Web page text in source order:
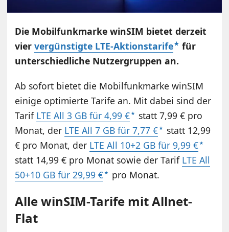
Die Mobilfunkmarke winSIM bietet derzeit
viervergünstigte LTE-Aktionstarife
für
unterschiedliche Nutzergruppen an.
Ab sofort bietet die Mobilfunkmarke winSIM
einige optimierte Tarife an. Mit dabei sind der
Tarif LTE All 3 GB für 4,99 €
statt 7,99 € pro
Monat, der LTE All 7 GB für 7,77 €
statt 12,99
€ pro Monat, der LTE All 10+2 GB für 9,99 €
statt 14,99 € pro Monat sowie der Tarif LTE All
50+10 GB für 29,99 €
pro Monat.
Alle winSIM-Tarife mit Allnet-
Flat